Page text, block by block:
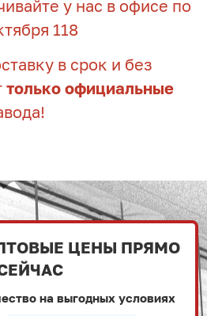
у нас в офисе по
118
в срок и без
только официальные
ЦЕНЫ ПРЯМО
на выгодных условиях